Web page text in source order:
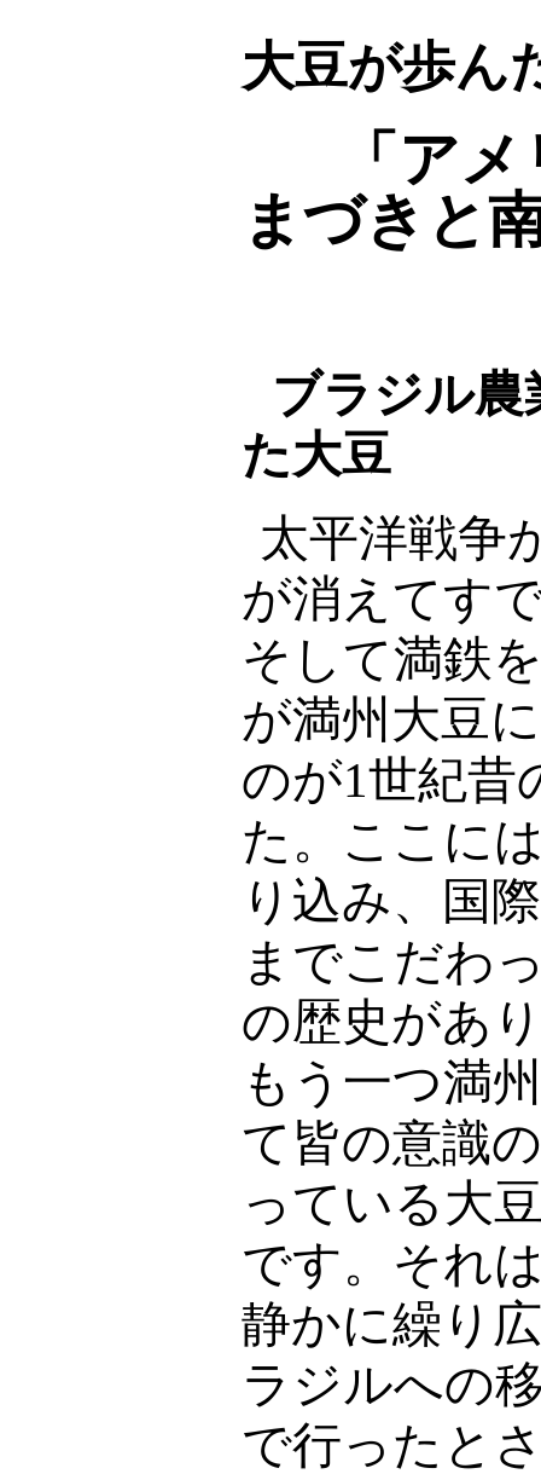
大豆が歩
「ア
まづきと
ブラジル農
た大豆
太平洋戦争
が消えてす
そして満鉄
が満州大豆
のが1世紀昔
た。ここに
り込み、国
までこだわ
の歴史があ
もう一つ満
て皆の意識
っている大
です。それ
静かに繰り
ラジルへの
で行ったと